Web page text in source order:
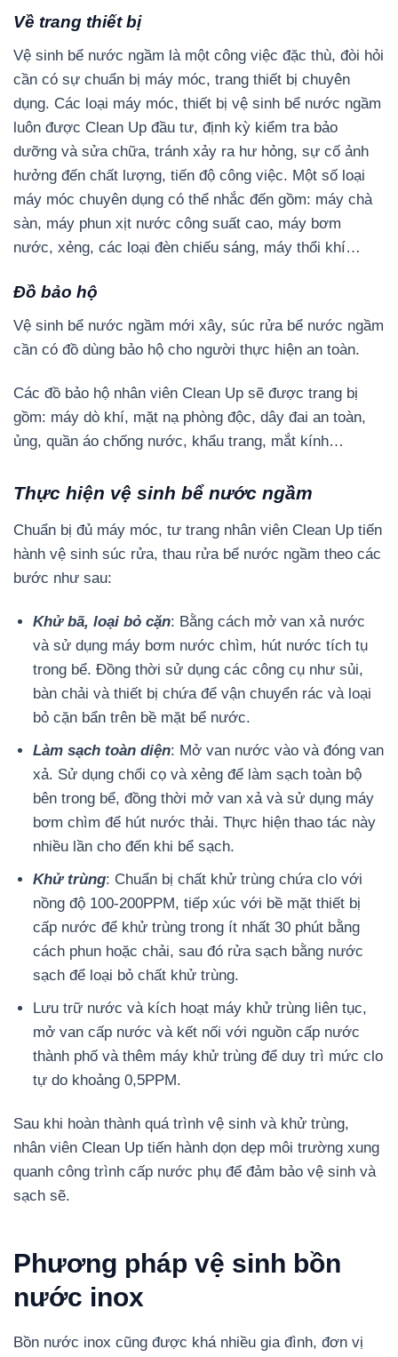
Về trang thiết bị
Vệ sinh bể nước ngầm là một công việc đặc thù, đòi hỏi
cần có sự chuẩn bị máy móc, trang thiết bị chuyên
dụng. Các loại máy móc, thiết bị vệ sinh bể nước ngầm
luôn được Clean Up đầu tư, định kỳ kiểm tra bảo
dưỡng và sửa chữa, tránh xảy ra hư hỏng, sự cố ảnh
hưởng đến chất lượng, tiến độ công việc. Một số loại
máy móc chuyên dụng có thể nhắc đến gồm: máy chà
sàn, máy phun xịt nước công suất cao, máy bơm
nước, xẻng, các loại đèn chiếu sáng, máy thổi khí…
Đồ bảo hộ
Vệ sinh bể nước ngầm mới xây, súc rửa bể nước ngầm
cần có đồ dùng bảo hộ cho người thực hiện an toàn.
Các đồ bảo hộ nhân viên Clean Up sẽ được trang bị
gồm: máy dò khí, mặt nạ phòng độc, dây đai an toàn,
ủng, quần áo chống nước, khẩu trang, mắt kính…
Thực hiện vệ sinh bể nước ngầm
Chuẩn bị đủ máy móc, tư trang nhân viên Clean Up tiến
hành vệ sinh súc rửa, thau rửa bể nước ngầm theo các
bước như sau:
Khử bã, loại bỏ cặn: Bằng cách mở van xả nước
và sử dụng máy bơm nước chìm, hút nước tích tụ
trong bể. Đồng thời sử dụng các công cụ như sủi,
bàn chải và thiết bị chứa để vận chuyển rác và loại
bỏ cặn bẩn trên bề mặt bể nước.
Làm sạch toàn diện: Mở van nước vào và đóng van
xả. Sử dụng chổi cọ và xẻng để làm sạch toàn bộ
bên trong bể, đồng thời mở van xả và sử dụng máy
bơm chìm để hút nước thải. Thực hiện thao tác này
nhiều lần cho đến khi bể sạch.
Khử trùng: Chuẩn bị chất khử trùng chứa clo với
nồng độ 100-200PPM, tiếp xúc với bề mặt thiết bị
cấp nước để khử trùng trong ít nhất 30 phút bằng
cách phun hoặc chải, sau đó rửa sạch bằng nước
sạch để loại bỏ chất khử trùng.
Lưu trữ nước và kích hoạt máy khử trùng liên tục,
mở van cấp nước và kết nối với nguồn cấp nước
thành phố và thêm máy khử trùng để duy trì mức clo
tự do khoảng 0,5PPM.
Sau khi hoàn thành quá trình vệ sinh và khử trùng,
nhân viên Clean Up tiến hành dọn dẹp môi trường xung
quanh công trình cấp nước phụ để đảm bảo vệ sinh và
sạch sẽ.
Phương pháp vệ sinh bồn
nước inox
Bồn nước inox cũng được khá nhiều gia đình, đơn vị